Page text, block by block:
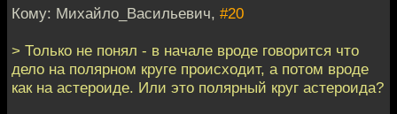
Кому: Михайло_Васильевич, #20
> Только не понял - в начале вроде говорится что
дело на полярном круге происходит, а потом вроде
как на астероиде. Или это полярный круг астероида?